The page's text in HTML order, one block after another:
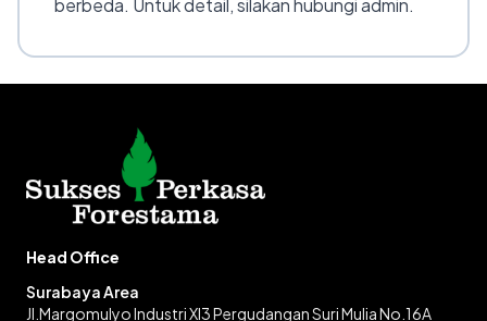
berbeda. Untuk detail, silakan hubungi admin.
Head Office
Surabaya Area
Jl.Margomulyo Industri XI3 Pergudangan Suri Mulia No.16A